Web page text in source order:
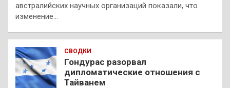
австралийских научных организаций показали, что
изменение…
СВОДКИ
Гондурас разорвал
дипломатические отношения с
Тайванем